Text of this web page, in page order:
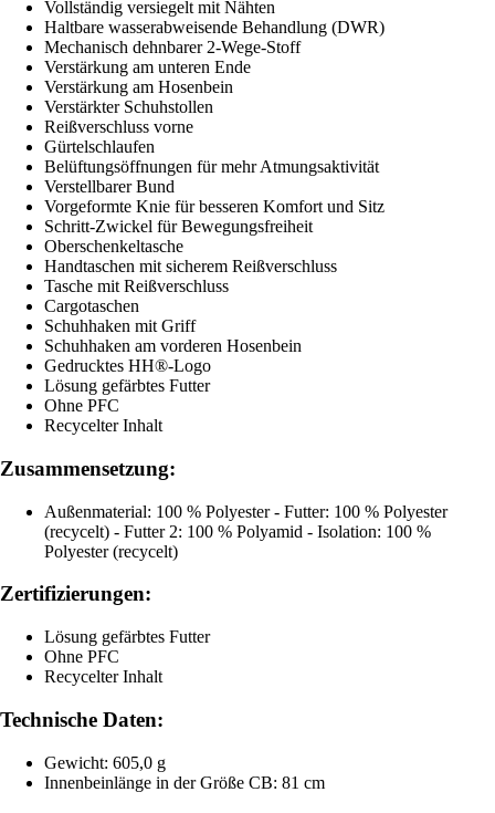
Vollständig versiegelt mit Nähten
Haltbare wasserabweisende Behandlung (DWR)
Mechanisch dehnbarer 2-Wege-Stoff
Verstärkung am unteren Ende
Verstärkung am Hosenbein
Verstärkter Schuhstollen
Reißverschluss vorne
Gürtelschlaufen
Belüftungsöffnungen für mehr Atmungsaktivität
Verstellbarer Bund
Vorgeformte Knie für besseren Komfort und Sitz
Schritt-Zwickel für Bewegungsfreiheit
Oberschenkeltasche
Handtaschen mit sicherem Reißverschluss
Tasche mit Reißverschluss
Cargotaschen
Schuhhaken mit Griff
Schuhhaken am vorderen Hosenbein
Gedrucktes HH®-Logo
Lösung gefärbtes Futter
Ohne PFC
Recycelter Inhalt
Zusammensetzung:
Außenmaterial: 100 % Polyester - Futter: 100 % Polyester
(recycelt) - Futter 2: 100 % Polyamid - Isolation: 100 %
Polyester (recycelt)
Zertifizierungen:
Lösung gefärbtes Futter
Ohne PFC
Recycelter Inhalt
Technische Daten:
Gewicht: 605,0 g
Innenbeinlänge in der Größe CB: 81 cm